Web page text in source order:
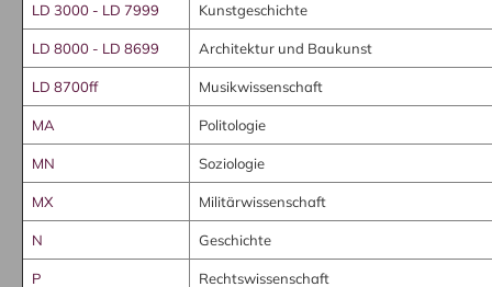
LD 3000 - LD 7999 Kunstgeschichte
LD 8000 - LD 8699 Architektur und Baukunst
LD 8700ff Musikwissenschaft
MA Politologie
MN Soziologie
MX Militärwissenschaft
N Geschichte
P Rechtswissenschaft